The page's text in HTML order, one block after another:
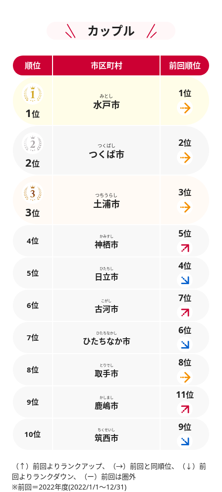
カップル
順位 市区町村 前回順位
1位
みとし
水戸市
1位
2位
つくばし
つくば市
2位
3位
つちうらし
土浦市
3位
4位 かみすし
神栖市
5位
5位 ひたちし
日立市
4位
6位 こがし
古河市
7位
7位 ひたちなかし
ひたちなか市
6位
8位 とりでし
取手市
8位
9位 かしまし
鹿嶋市
11位
10位 ちくせいし
筑西市
9位
（↑）前回よりランクアップ、（→）前回と同順位、（↓）前
回よりランクダウン、（ー）前回は圏外
※前回＝2022年度(2022/1/1～12/31)